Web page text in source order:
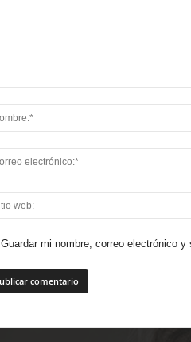
Guardar mi nombre, correo electrónico